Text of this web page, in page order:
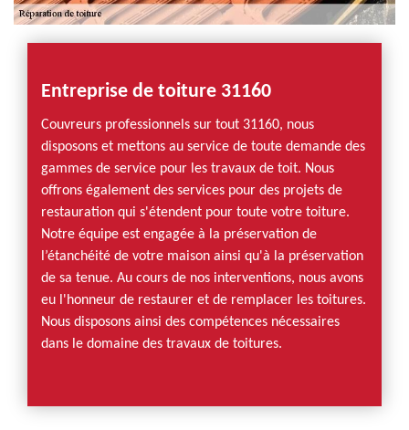
Entreprise de toiture 31160
Couvreurs professionnels sur tout 31160, nous
disposons et mettons au service de toute demande des
gammes de service pour les travaux de toit. Nous
offrons également des services pour des projets de
restauration qui s'étendent pour toute votre toiture.
Notre équipe est engagée à la préservation de
l’étanchéité de votre maison ainsi qu'à la préservation
de sa tenue. Au cours de nos interventions, nous avons
eu l'honneur de restaurer et de remplacer les toitures.
Nous disposons ainsi des compétences nécessaires
dans le domaine des travaux de toitures.